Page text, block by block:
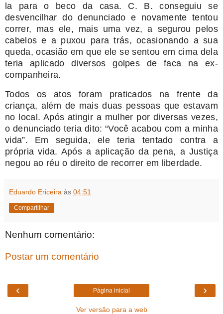
la para o beco da casa. C. B. conseguiu se
desvencilhar do denunciado e novamente tentou
correr, mas ele, mais uma vez, a segurou pelos
cabelos e a puxou para trás, ocasionando a sua
queda, ocasião em que ele se sentou em cima dela
teria aplicado diversos golpes de faca na ex-
companheira.
Todos os atos foram praticados na frente da
criança, além de mais duas pessoas que estavam
no local. Após atingir a mulher por diversas vezes,
o denunciado teria dito: “Você acabou com a minha
vida”. Em seguida, ele teria tentado contra a
própria vida. Após a aplicação da pena, a Justiça
negou ao réu o direito de recorrer em liberdade.
Eduardo Ericeira às 04:51
Compartilhar
Nenhum comentário:
Postar um comentário
‹ ›
Página inicial
Ver versão para a web